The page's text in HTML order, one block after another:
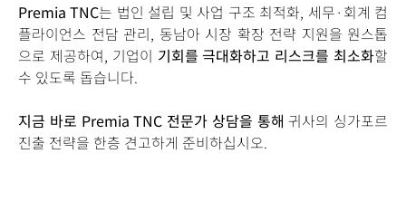
Premia TNC는 법인 설립 및 사업 구조 최적화, 세무·회계 컴
플라이언스 전담 관리, 동남아 시장 확장 전략 지원을 원스톱
으로 제공하여, 기업이 기회를 극대화하고 리스크를 최소화할
수 있도록 돕습니다.
지금 바로 Premia TNC 전문가 상담을 통해 귀사의 싱가포르
진출 전략을 한층 견고하게 준비하십시오.